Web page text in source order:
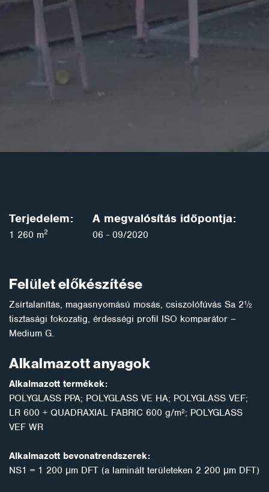
Terjedelem:
1 260 m2
A megvalósítás időpontja:
06 - 09/2020
Felület előkészítése
Zsírtalanítás, magasnyomású mosás, csiszolófúvás Sa 2½
tisztasági fokozatig, érdességi profil ISO komparátor –
Medium G.
Alkalmazott anyagok
Alkalmazott termékek:
POLYGLASS PPA; POLYGLASS VE HA; POLYGLASS VEF;
LR 600 + QUADRAXIAL FABRIC 600 g/m²; POLYGLASS
VEF WR
Alkalmazott bevonatrendszerek:
NS1 = 1 200 μm DFT (a laminált területeken 2 200 μm DFT)